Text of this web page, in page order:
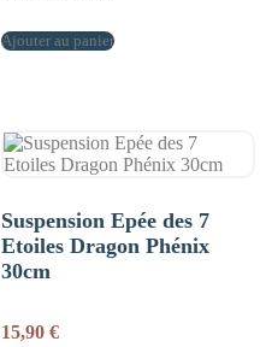
Ajouter au panier
Suspension Epée des 7
Etoiles Dragon Phénix
30cm
15,90 €